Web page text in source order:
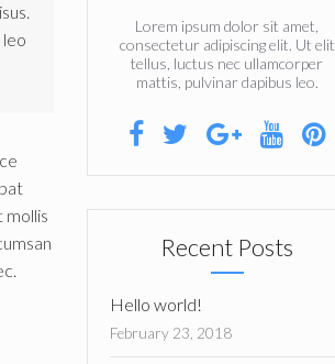
mollis
Lorem ipsum dolor sit amet,
consectetur adipiscing elit. Ut elit
tellus, luctus nec ullamcorper
mattis, pulvinar dapibus leo.
Recent Posts
Hello world!
February 23, 2018